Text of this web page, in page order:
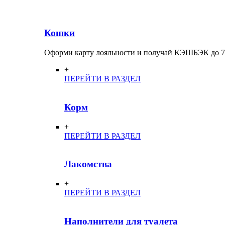
Кошки
Оформи карту лояльности и получай КЭШБЭК до
+
ПЕРЕЙТИ В РАЗДЕЛ
Корм
+
ПЕРЕЙТИ В РАЗДЕЛ
Лакомства
+
ПЕРЕЙТИ В РАЗДЕЛ
Наполнители для туалета